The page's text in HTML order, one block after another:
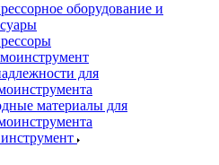
оборудование и
для
материалы для